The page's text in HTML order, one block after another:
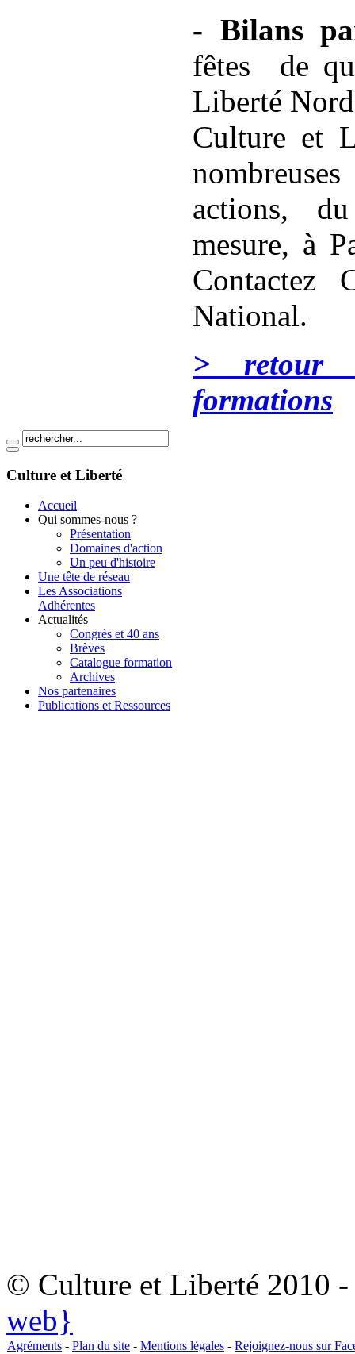
- Bilans
fêtes de
Liberté Nord
Culture et
actions,
mesure, à
Contactez
National.
> retour
formations
Culture et Liberté
Accueil
Qui sommes-nous ?
Présentation
Domaines d'action
Un peu d'histoire
Une tête de réseau
Les Associations
Adhérentes
Actualités
Congrès et 40 ans
Brèves
Catalogue formation
Archives
Nos partenaires
Publications et Ressources
© Culture et Liberté 2010
web}
Agréments - Plan du site - Mentions légales - Rejoignez-nous sur